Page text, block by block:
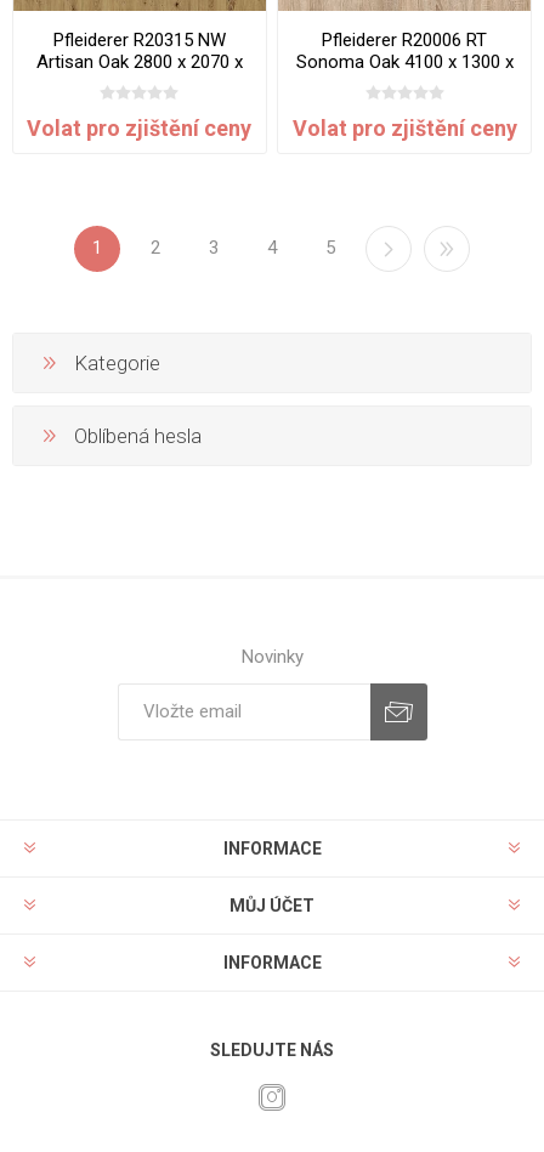
Pfleiderer R20315 NW
Artisan Oak 2800 x 2070 x
0.8 mm
Volat pro zjištění ceny
Pfleiderer R20006 RT
Sonoma Oak 4100 x 1300 x
0.8 mm
Volat pro zjištění ceny
1 2 3 4 5
Kategorie
Oblíbená hesla
Novinky
INFORMACE
MŮJ ÚČET
INFORMACE
SLEDUJTE NÁS